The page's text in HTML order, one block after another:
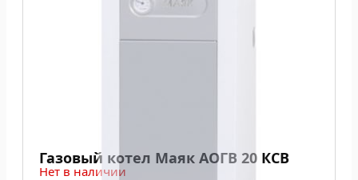
Газовый котел Маяк АОГВ 20 КСВ
Нет в наличии